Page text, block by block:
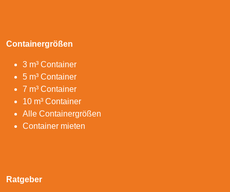
Containergrößen
3 m³ Container
5 m³ Container
7 m³ Container
10 m³ Container
Alle Containergrößen
Container mieten
Ratgeber